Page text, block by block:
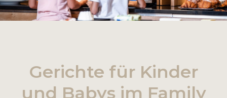
Gerichte für Kinder
und Babys im Family